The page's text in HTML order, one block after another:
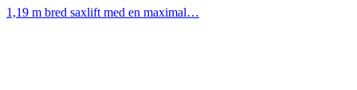
1,19 m bred saxlift med en maximal…